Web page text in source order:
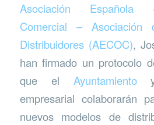
Asociación Española
Comercial – Asociación
Distribuidores (AECOC),
han firmado un protocolo
que el Ayuntamientoy
empresarial colaborarán
nuevos modelos de